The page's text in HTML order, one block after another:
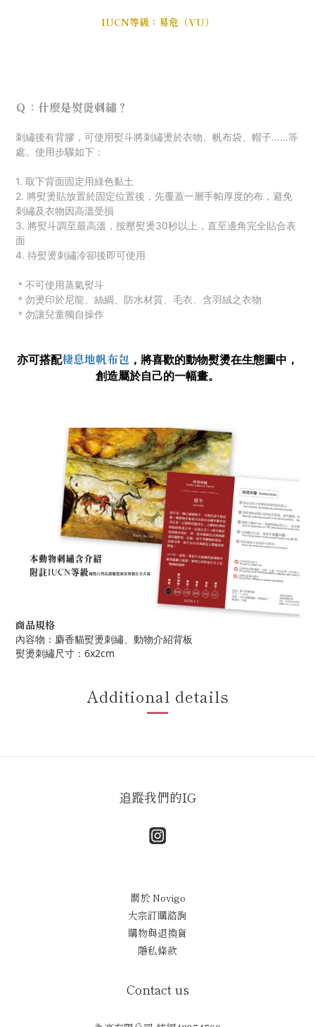
IUCN等級：易危（VU）
Ｑ：什麼是熨燙刺繡？
刺繡後有背膠，可使用熨斗將刺繡燙於衣物、帆布袋、帽子......等
處。使用步驟如下：
1. 取下背面固定用綠色黏土
2. 將熨燙貼放置於固定位置後，先覆蓋一層手帕厚度的布，避免
刺繡及衣物因高溫受損
3. 將熨斗調至最高溫，按壓熨燙30秒以上，直至邊角完全貼合表
面
4. 待熨燙刺繡冷卻後即可使用
＊不可使用蒸氣熨斗
＊勿燙印於尼龍、絲綢、防水材質 、毛衣
含羽絨之衣物
＊勿讓兒童獨自操作
亦可搭配棲息地帆布包 ， 將喜歡的動物熨燙在生態圖中，
創造屬於自己的一幅畫。
商品規格
內容物：麝香貓熨燙刺繡、動物介紹背板
熨燙刺繡尺寸：6x2cm
Additional details
追蹤我們的IG
關於 Novigo
大宗訂購諮詢
購物與退換貨
隱私條款
Contact us